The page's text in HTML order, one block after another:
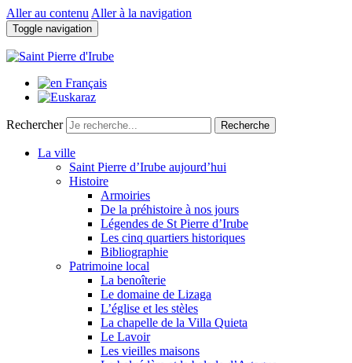
Aller au contenu Aller à la navigation
Toggle navigation
Rechercher Recherche
La ville
Saint Pierre d’Irube aujourd’hui
Histoire
Armoiries
De la préhistoire à nos jours
Légendes de St Pierre d’Irube
Les cinq quartiers historiques
Bibliographie
Patrimoine local
La benoîterie
Le domaine de Lizaga
L’église et les stèles
La chapelle de la Villa Quieta
Le Lavoir
Les vieilles maisons